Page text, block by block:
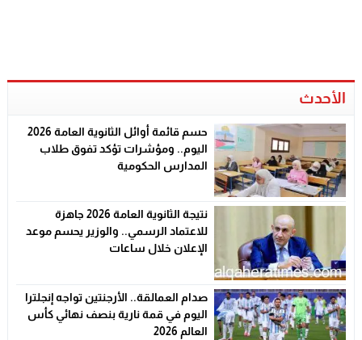
الأحدث
حسم قائمة أوائل الثانوية العامة 2026
اليوم.. ومؤشرات تؤكد تفوق طلاب
المدارس الحكومية
نتيجة الثانوية العامة 2026 جاهزة
للاعتماد الرسمي.. والوزير يحسم موعد
الإعلان خلال ساعات
صدام العمالقة.. الأرجنتين تواجه إنجلترا
اليوم في قمة نارية بنصف نهائي كأس
العالم 2026